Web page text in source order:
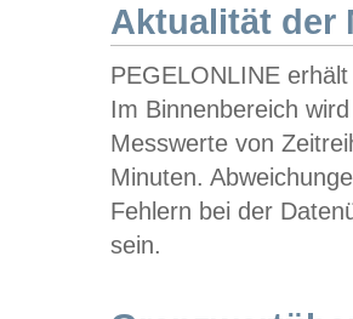
Aktualität der
PEGELONLINE
Im Binnenbereich
Messwerte von
Minuten.
Fehlern bei der
sein.